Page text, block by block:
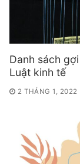
Danh sách
Luật kinh tế
2 THÁNG 1, 2022